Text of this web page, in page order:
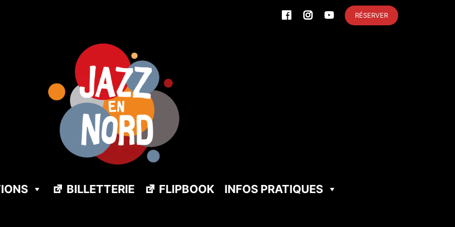
RÉSERVER
BILLETTERIE FLIPBOOK INFOS PRATIQUES